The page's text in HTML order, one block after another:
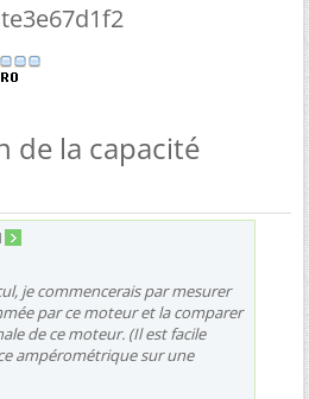
de la capacité
je commencerais par mesurer
par ce moteur et la comparer
de ce moteur. (Il est facile
ampérométrique sur une